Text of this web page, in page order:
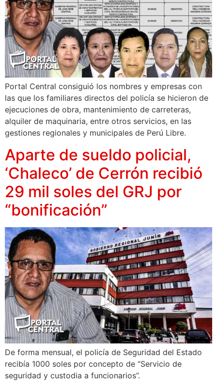
Portal Central consiguió los nombres y empresas con
las que los familiares directos del policía se hicieron de
ejecuciones de obra, mantenimiento de carreteras,
alquiler de maquinaria, entre otros servicios, en las
gestiones regionales y municipales de Perú Libre.
Aparte de sueldo policial,
‘Chaleco’ de Cerrón recibió
29 mil soles del GRJ por
“bonificación”
De forma mensual, el policía de Seguridad del Estado
recibía 1000 soles por concepto de “Servicio de
seguridad y custodia a funcionarios”.